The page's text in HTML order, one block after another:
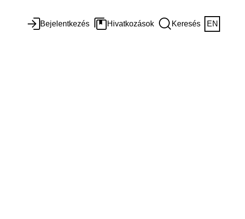
Bejelentkezés Hivatkozások Keresés EN